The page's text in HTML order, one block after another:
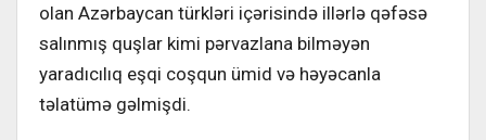
olan Azərbaycan türkləri içərisində illərlə qəfəsə
salınmış quşlar kimi pərvazlana bilməyən
yaradıcılıq eşqi coşqun ümid və həyəcanla
təlatümə gəlmişdi.